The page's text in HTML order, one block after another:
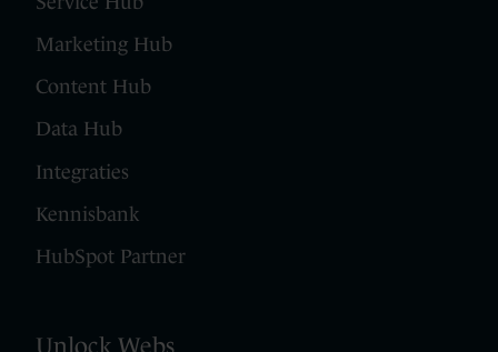
Marketing Hub
Content Hub
Data Hub
Integraties
Kennisbank
HubSpot Partner
Unlock Webs